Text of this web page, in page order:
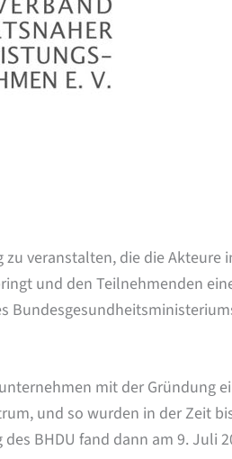
veranstalten, die die
und den Teilnehmenden
mit der Gründung
und so wurden in der Zeit
BHDU fand dann am 9. Juli